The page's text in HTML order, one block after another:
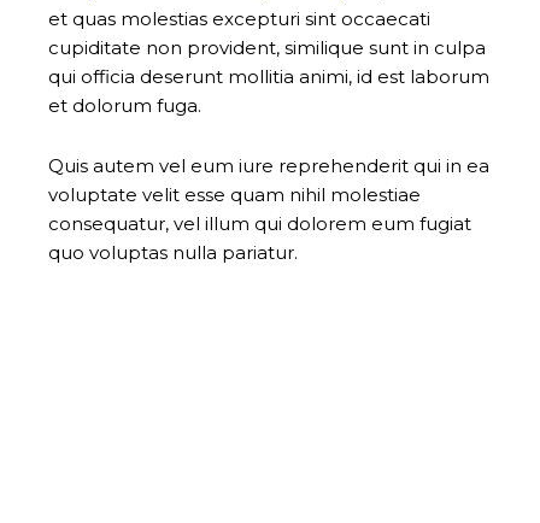
et quas molestias excepturi sint occaecati
cupiditate non provident, similique sunt in culpa
qui officia deserunt mollitia animi, id est laborum
et dolorum fuga.
Quis autem vel eum iure reprehenderit qui in ea
voluptate velit esse quam nihil molestiae
consequatur, vel illum qui dolorem eum fugiat
quo voluptas nulla pariatur.